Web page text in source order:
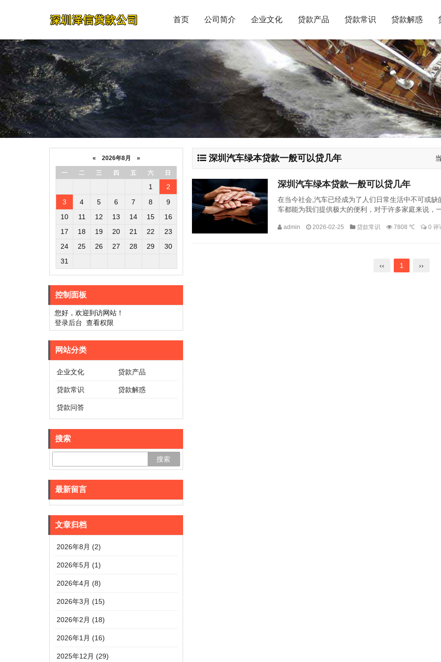
首页 公司简介 企业文化 贷款产品 贷款常识 贷款解惑
深圳汽车绿本贷款一般可以贷几年
深圳汽车绿本贷款一般可以贷几年
在当今社会,汽车已经成为了人们日常生活中不可或
车都能为我们提供极大的便利，对于许多家庭来说，
admin 2026-02-25 贷款常识 7808 ℃ 0 评
‹‹ 1 ››
« 2026年8月 »
一 二 三 四 五 六 日
1
2
3
4 5 6 7 8
9
10
11 12 13 14 15
16
17
18 19 20 21 22
23
24
25 26 27 28 29
30
31
控制面板
您好，欢迎到访网站！
登录后台 查看权限
网站分类
企业文化 贷款产品
贷款常识 贷款解惑
贷款问答
搜索
最新留言
文章归档
2026年8月 (2)
2026年5月 (1)
2026年4月 (8)
2026年3月 (15)
2026年2月 (18)
2026年1月 (16)
2025年12月 (29)